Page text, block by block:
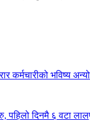
कर्मचारीको भविष्य
पहिलो दिनमै ६ वटा